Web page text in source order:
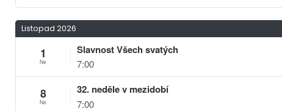
Listopad 2026
1
Ne
Slavnost Všech svatých
7:00
8
Ne
32. neděle v mezidobí
7:00